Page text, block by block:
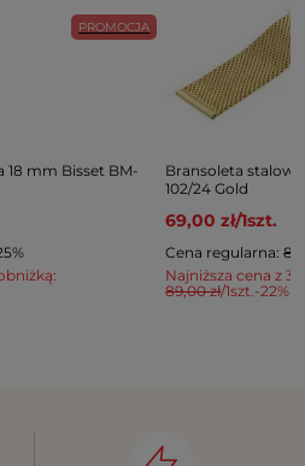
PROMOCJA
18 mm Bisset BM-
Bransoleta
102/24 Gold
69,00 zł/1szt.
Najniższa cena z
89,00 zł/1szt. -22%
Cena regularna: